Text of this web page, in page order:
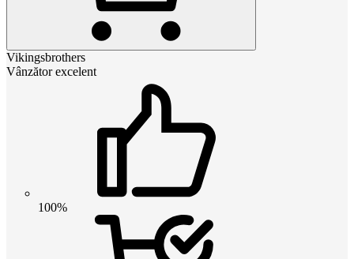
Vikingsbrothers
Vânzător excelent
100%